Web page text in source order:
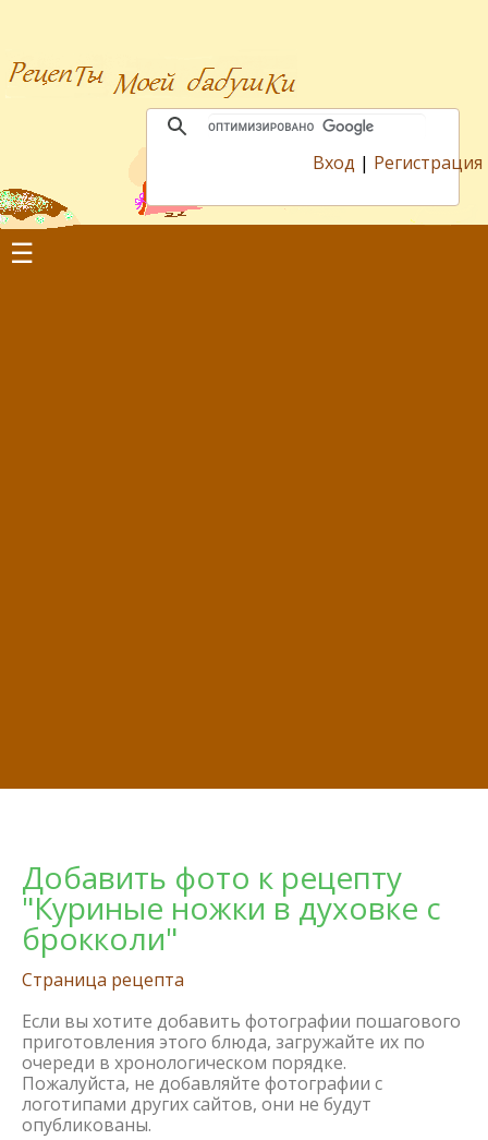
Вход | Регистрация
☰
Добавить фото к рецепту
"Куриные ножки в духовке с
брокколи"
Страница рецепта
Если вы хотите добавить фотографии пошагового
приготовления этого блюда, загружайте их по
очереди в хронологическом порядке.
Пожалуйста, не добавляйте фотографии с
логотипами других сайтов, они не будут
опубликованы.